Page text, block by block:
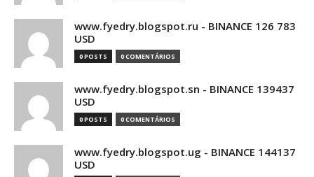
www.fyedry.blogspot.ru - BINANCE 126 783
USD
0 POSTS 0 COMENTÁRIOS
www.fyedry.blogspot.sn - BINANCE 139437
USD
0 POSTS 0 COMENTÁRIOS
www.fyedry.blogspot.ug - BINANCE 144137
USD